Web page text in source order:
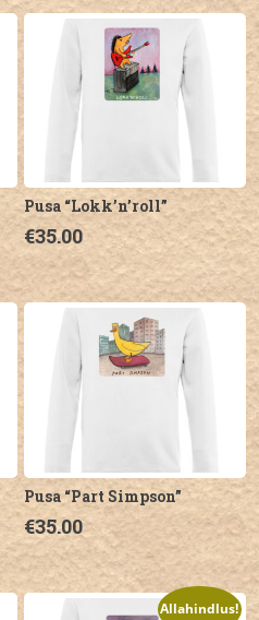
on
varianti.
Valikuid
teha
tootelehel.
Pusa “Lokk’n’roll”
€35.00
Sellel
tootel
on
Valikuid
tootelehel.
Pusa “Part Simpson”
€35.00
Sellel
tootel
on
Allahindlus!